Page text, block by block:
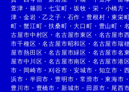
萱津 ・ 篠田 ・七宝町 ・坂牧 ・ 栄 ・ 小橋方 ・
津 ・金岩 ・乙之子 ・ 石作 ・ 豊根村 ・東栄
町 ・蟹江町 ・扶桑町 ・大口町 ・ 豊山町 ・
古屋市中村区 ・名古屋市東区 ・ 名古屋市
市千種区 ・名古屋市昭和区 ・ 名古屋市瑞
屋市熱田区 ・名古屋市緑区 ・ 名古屋市名
屋市中川区 ・名古屋市南区 ・ 名古屋市港
市 ・ 岡崎市 ・刈谷市 ・安城市 ・ 知立市 ・
浜市 ・ 半田市 ・ 豊明市 ・常滑市 ・東海市 ・
豊川市 ・ 豊橋市 ・ 新城市 ・ 田原市 ・ 尾西